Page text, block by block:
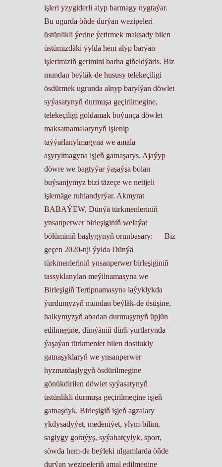
işleri yzygiderli alyp barmagy nygtaýar.
Bu ugurda öňde durýan wezipeleri
üstünlikli ýerine ýetirmek maksady bilen
üstümizdäki ýylda hem alyp barýan
işlerimiziň gerimini barha giňeldýäris. Biz
mundan beýläk-de hususy telekeçiligi
ösdürmek ugrunda alnyp barylýan döwlet
syýasatynyň durmuşa geçirilmegine,
telekeçiligi goldamak boýunça döwlet
maksatnamalarynyň işlenip
taýýarlanylmagyna we amala
aşyrylmagyna işjeň gatnaşarys. Ajaýyp
döwre we bagtyýar ýaşaýşa bolan
buýsanjymyz bizi täzeçe we netijeli
işlemäge ruhlandyrýar. Akmyrat
BABAÝEW, Dünýä türkmenleriniň
ynsanperwer birleşiginiň welaýat
bölüminiň başlygynyň orunbasary: ― Biz
geçen 2020-nji ýylda Dünýä
türkmenleriniň ynsanperwer birleşiginiň
tassyklanylan meýilnamasyna we
Birleşigiň Tertipnamasyna laýyklykda
ýurdumyzyň mundan beýläk-de ösüşine,
halkymyzyň abadan durmuşynyň üpjün
edilmegine, dünýäniň dürli ýurtlarynda
ýaşaýan türkmenler bilen dostlukly
gatnaşyklaryň we ynsanperwer
hyzmatdaşlygyň ösdürilmegine
gönükdirilen döwlet syýasatynyň
üstünlikli durmuşa geçirilmegine işjeň
gatnaşdyk. Birleşigiň işjeň agzalary
ykdysadyýet, medeniýet, ylym-bilim,
saglygy goraýyş, syýahatçylyk, sport,
söwda hem-de beýleki ulgamlarda öňde
durýan wezipeleriň amal edilmegine